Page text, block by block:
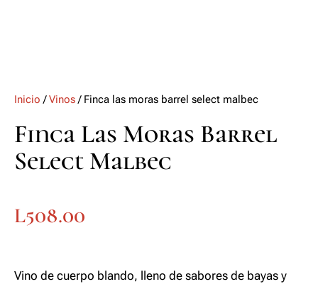
Inicio /Vinos / Finca las moras barrel select malbec
Finca Las Moras Barrel
Select Malbec
L508.00
Vino de cuerpo blando, lleno de sabores de bayas y